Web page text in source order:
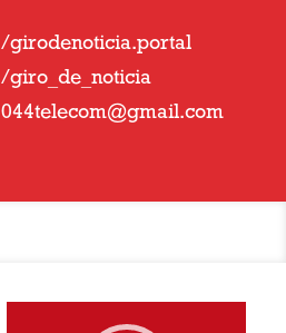
/girodenoticia.portal
/giro_de_noticia
044telecom@gmail.com